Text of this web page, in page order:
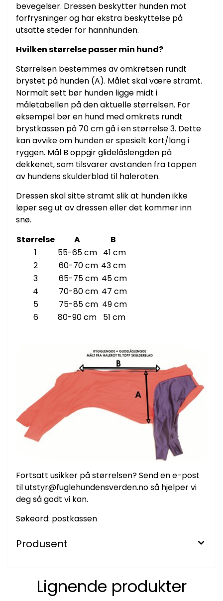
bevegelser. Dressen beskytter hunden mot
forfrysninger og har ekstra beskyttelse på
utsatte steder for hannhunden.
Hvilken størrelse passer min hund?
Størrelsen bestemmes av omkretsen rundt
brystet på hunden (A). Målet skal være stramt.
Normalt sett bør hunden ligge midt i
måletabellen på den aktuelle størrelsen. For
eksempel bør en hund med omkrets rundt
brystkassen på 70 cm gå i en størrelse 3. Dette
kan avvike om hunden er spesielt kort/lang i
ryggen. Mål B oppgir glidelåslengden på
dekkenet, som tilsvarer avstanden fra toppen
av hundens skulderblad til haleroten.
Dressen skal sitte stramt slik at hunden ikke
løper seg ut av dressen eller det kommer inn
snø.
Størrelse
A
B
1
55-65 cm 41 cm
2
60-70 cm 43 cm
3
65-75 cm 45 cm
4
70-80 cm 47 cm
5
75-85 cm 49 cm
6
80-90 cm 51 cm
Fortsatt usikker på størrelsen? Send en e-post
til utstyr@fuglehundensverden.no så hjelper vi
deg så godt vi kan.
Søkeord: postkassen
Produsent
Lignende produkter